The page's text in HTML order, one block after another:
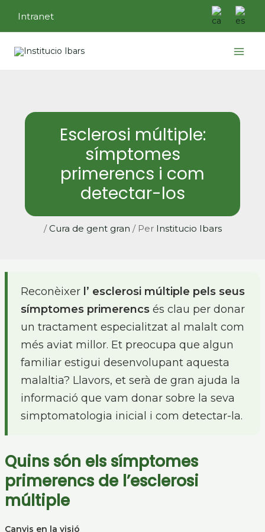
contingut
Intranet
Esclerosi múltiple:
símptomes
primerencs i com
detectar-los
/ Cura de gent gran / Per Institucio Ibars
Reconèixer l’ esclerosi múltiple pels seus
símptomes primerencs és clau per donar
un tractament especialitzat al malalt com
més aviat millor. Et preocupa que algun
familiar estigui desenvolupant aquesta
malaltia? Llavors, et serà de gran ajuda la
informació que vam donar sobre la seva
simptomatologia inicial i com detectar-la.
Quins són els símptomes
primerencs de l’esclerosi
múltiple
Canvis en la visió